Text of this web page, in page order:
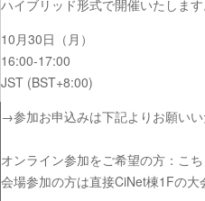
ハイブリッド形式で開催いたします
10月30日（月）
16:00-17:00
JST (BST+8:00)
→参加お申込みは下記よりお願いい
オンライン参加をご希望の方：こち
会場参加の方は直接CiNet棟1Fの大